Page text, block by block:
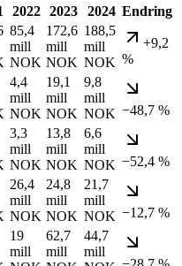
2022 2023 2024 Endring
85,4
mill
NOK
172,6
mill
NOK
188,5
mill
NOK
+9,2
%
4,4
mill
NOK
19,1
mill
NOK
9,8
mill
NOK −48,7 %
3,3
mill
NOK
13,8
mill
NOK
6,6
mill
NOK −52,4 %
26,4
mill
NOK
24,8
mill
NOK
21,7
mill
NOK −12,7 %
19
mill
62,7
mill
44,7
mill